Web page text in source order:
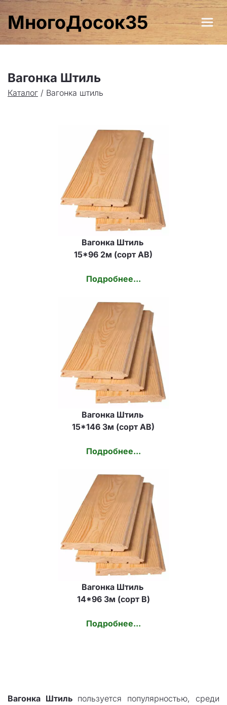
МногоДосок35
Вагонка Штиль
Каталог / Вагонка штиль
Вагонка Штиль
15*96 2м (сорт АВ)
Подробнее...
Вагонка Штиль
15*146 3м (сорт АВ)
Подробнее...
Вагонка Штиль
14*96 3м (сорт В)
Подробнее...
Вагонка Штильпользуется популярностью, cреди